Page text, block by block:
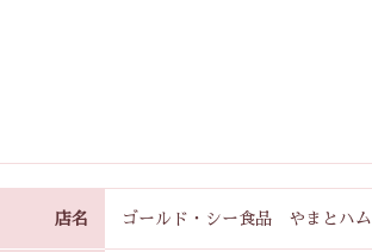
店名 ゴールド・シー食品 やまとハム